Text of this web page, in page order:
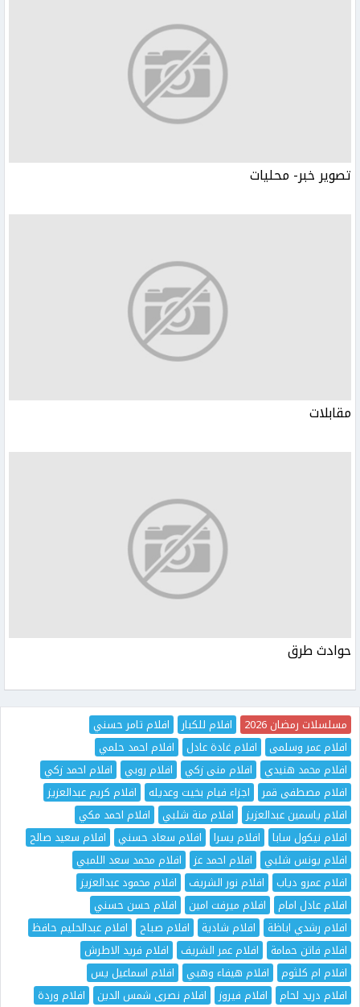
تصوير خبر- محليات
مقابلات
حوادث طرق
مسلسلات رمضان 2026 افلام للكبار
افلام تامر حسني
افلام عمر وسلمى
افلام غادة عادل
افلام احمد حلمي
افلام محمد هنيدي
افلام منى زكي افلام روبي
افلام احمد زكي
افلام مصطفى قمر
اجزاء فيام بخيت وعديله
افلام كريم عبدالعزيز
افلام ياسمين عبدالعزيز
افلام منة شلبي
افلام احمد مكي
افلام نيكول سابا
افلام يسرا افلام سعاد حسني
افلام سعيد صالح
افلام يونس شلبي
افلام احمد عز
افلام محمد سعد اللمبي
افلام عمرو دياب
افلام نور الشريف
افلام محمود عبدالعزيز
افلام عادل امام
افلام ميرفت امين
افلام حسن حسني
افلام رشدي اباظة
افلام شادية افلام صباح
افلام عبدالحليم حافظ
افلام فاتن حمامة
افلام عمر الشريف
افلام فريد الاطرش
افلام ام كلثوم
افلام هيفاء وهبي
افلام اسماعيل يس
افلام دريد لحام
افلام فيروز افلام نصرى شمس الدين افلام وردة